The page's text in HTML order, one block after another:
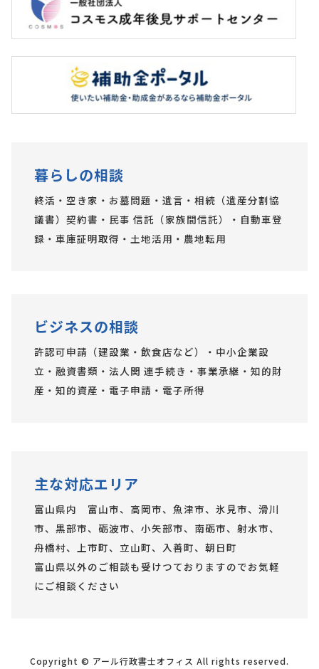
暮らしの相談
終活・空き家・お墓問題・遺言・相続（遺産分割協
議書）契約書・民事 信託（家族間信託）・自動車登
録・車庫証明取得・土地活用・農地転用
ビジネスの相談
許認可申請（建設業・飲食店など）・中小企業設
立・融資書類・法人関 連手続き・事業承継・知的財
産・知的資産・電子申請・電子所得
主な対応エリア
富山県内 富山市、高岡市、魚津市、氷見市、滑川
市、黒部市、砺波市、小矢部市、南砺市、射水市、
舟橋村、上市町、立山町、入善町、朝日町
富山県以外のご相談も受けつておりますのでお気軽
にご相談ください
Copyright © アール行政書士オフィス All rights reserved.